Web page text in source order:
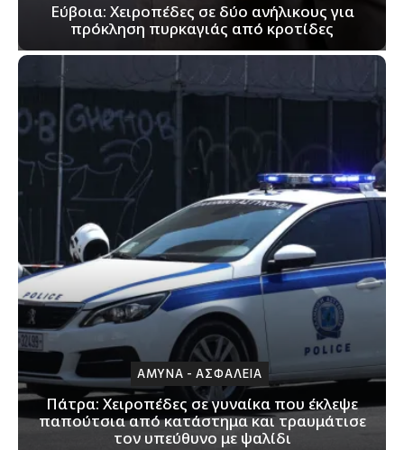
Εύβοια: Χειροπέδες σε δύο ανήλικους για
πρόκληση πυρκαγιάς από κροτίδες
ΑΜΥΝΑ - ΑΣΦΑΛΕΙΑ
Πάτρα: Xειροπέδες σε γυναίκα που έκλεψε
παπούτσια από κατάστημα και τραυμάτισε
τον υπεύθυνο με ψαλίδι